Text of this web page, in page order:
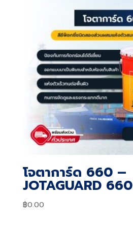
โจตาการ์ด 660 –
JOTAGUARD 660
฿0.00